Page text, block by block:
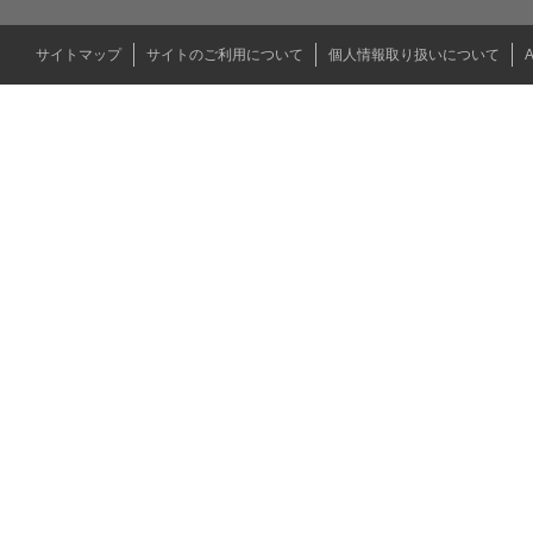
サイトマップ サイトのご利用について 個人情報取り扱いについて